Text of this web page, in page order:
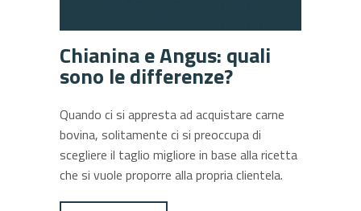
Chianina e Angus: quali
sono le differenze?
Quando ci si appresta ad acquistare carne
bovina, solitamente ci si preoccupa di
scegliere il taglio migliore in base alla ricetta
che si vuole proporre alla propria clientela.